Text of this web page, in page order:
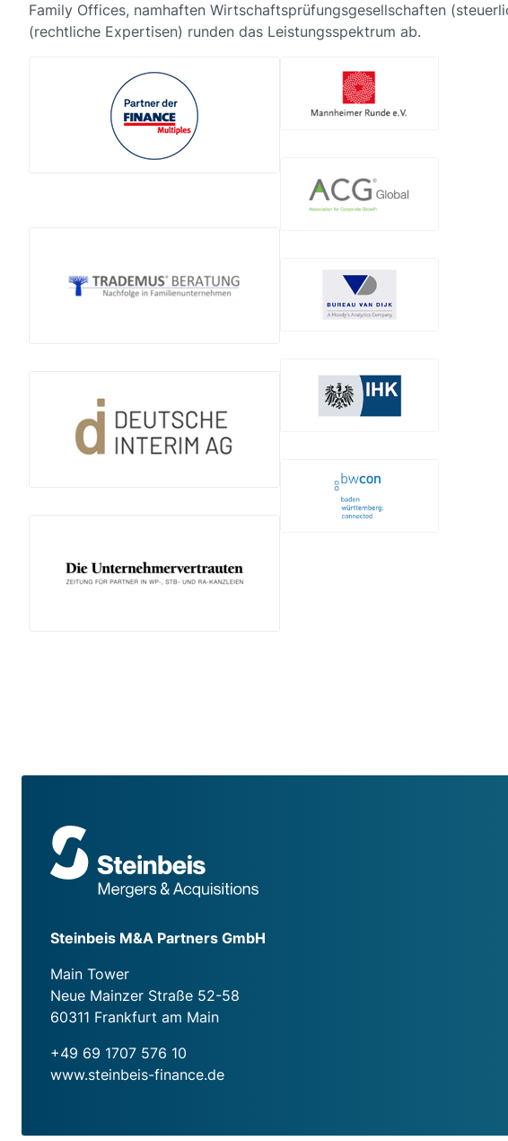
Family Offices, namhaften Wirtschaftsprüfungsgesellschaften
(rechtliche Expertisen) runden das Leistungsspektrum ab.
Steinbeis M&A Partners GmbH
Main Tower
Neue Mainzer Straße 52-58
60311 Frankfurt am Main
+49 69 1707 576 10
www.steinbeis-finance.de